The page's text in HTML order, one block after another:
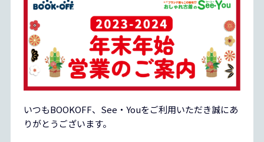
いつもBOOKOFF、See・Youをご利用いただき誠にあ
りがとうございます。